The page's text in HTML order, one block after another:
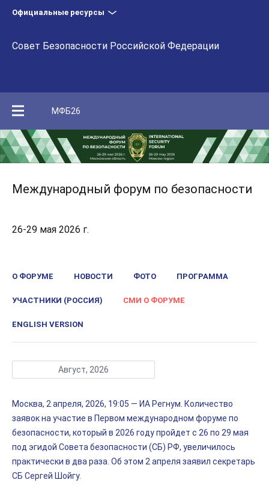
Официальные ресурсы
Совет Безопасности Российской Федерации
МФБ26
Международный форум по безопасности
26-29 мая 2026 г.
О ФОРУМЕ НОВОСТИ ФОТО ПРОГРАММА
УЧАСТНИКИ (РОССИЯ) СМИ О ФОРУМЕ
ENGLISH VERSION
Август, 2026
Москва, 2 апреля, 2026, 19:05 — ИА Регнум. Количество
заявок на участие в Первом международном форуме по
безопасности, который в 2026 году пройдет с 26 по 29 мая
под эгидой Совета безопасности (СБ) РФ, увеличилось
практически в два раза. Об этом 2 апреля заявил секретарь
СБ Сергей Шойгу.